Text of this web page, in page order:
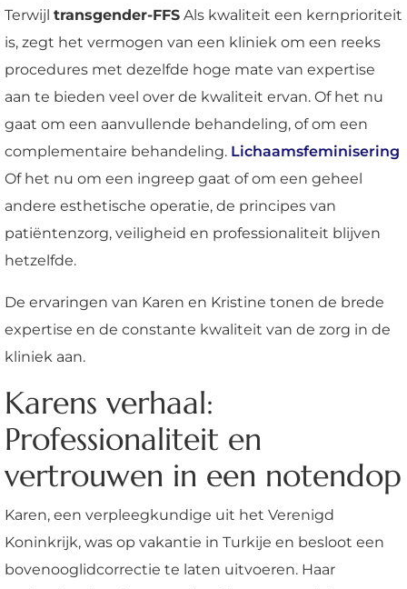
Terwijl transgender-FFS Als kwaliteit een kernprioriteit
is, zegt het vermogen van een kliniek om een reeks
procedures met dezelfde hoge mate van expertise
aan te bieden veel over de kwaliteit ervan. Of het nu
gaat om een aanvullende behandeling, of om een
complementaire behandeling. Lichaamsfeminisering
Of het nu om een ingreep gaat of om een geheel
andere esthetische operatie, de principes van
patiëntenzorg, veiligheid en professionaliteit blijven
hetzelfde.
De ervaringen van Karen en Kristine tonen de brede
expertise en de constante kwaliteit van de zorg in de
kliniek aan.
Karens verhaal:
Professionaliteit en
vertrouwen in een notendop
Karen, een verpleegkundige uit het Verenigd
Koninkrijk, was op vakantie in Turkije en besloot een
bovenooglidcorrectie te laten uitvoeren. Haar